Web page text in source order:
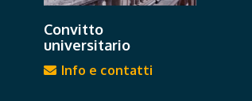
Convitto
universitario
Info e contatti